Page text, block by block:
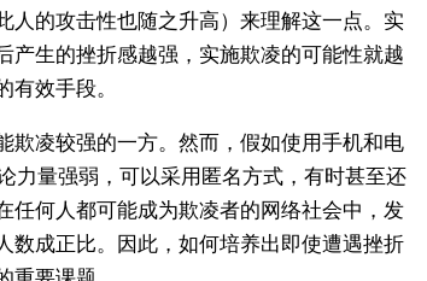
人的攻击性也随之升高）来理解这一点。实
产生的挫折感越强，实施欺凌的可能性就越
效手段。
欺凌较强的一方。然而，假如使用手机和电
力量强弱，可以采用匿名方式，有时甚至还
任何人都可能成为欺凌者的网络社会中，发
数成正比。因此，如何培养出即使遭遇挫折